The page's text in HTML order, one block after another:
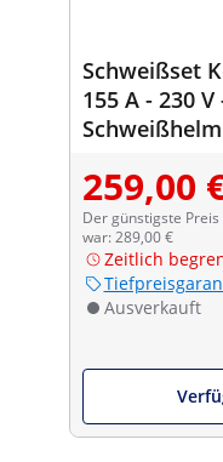
Schweißset
155 A - 230
259,00
Der günstigste
war: 289,00 €
Zeitlich
Ausverkauft